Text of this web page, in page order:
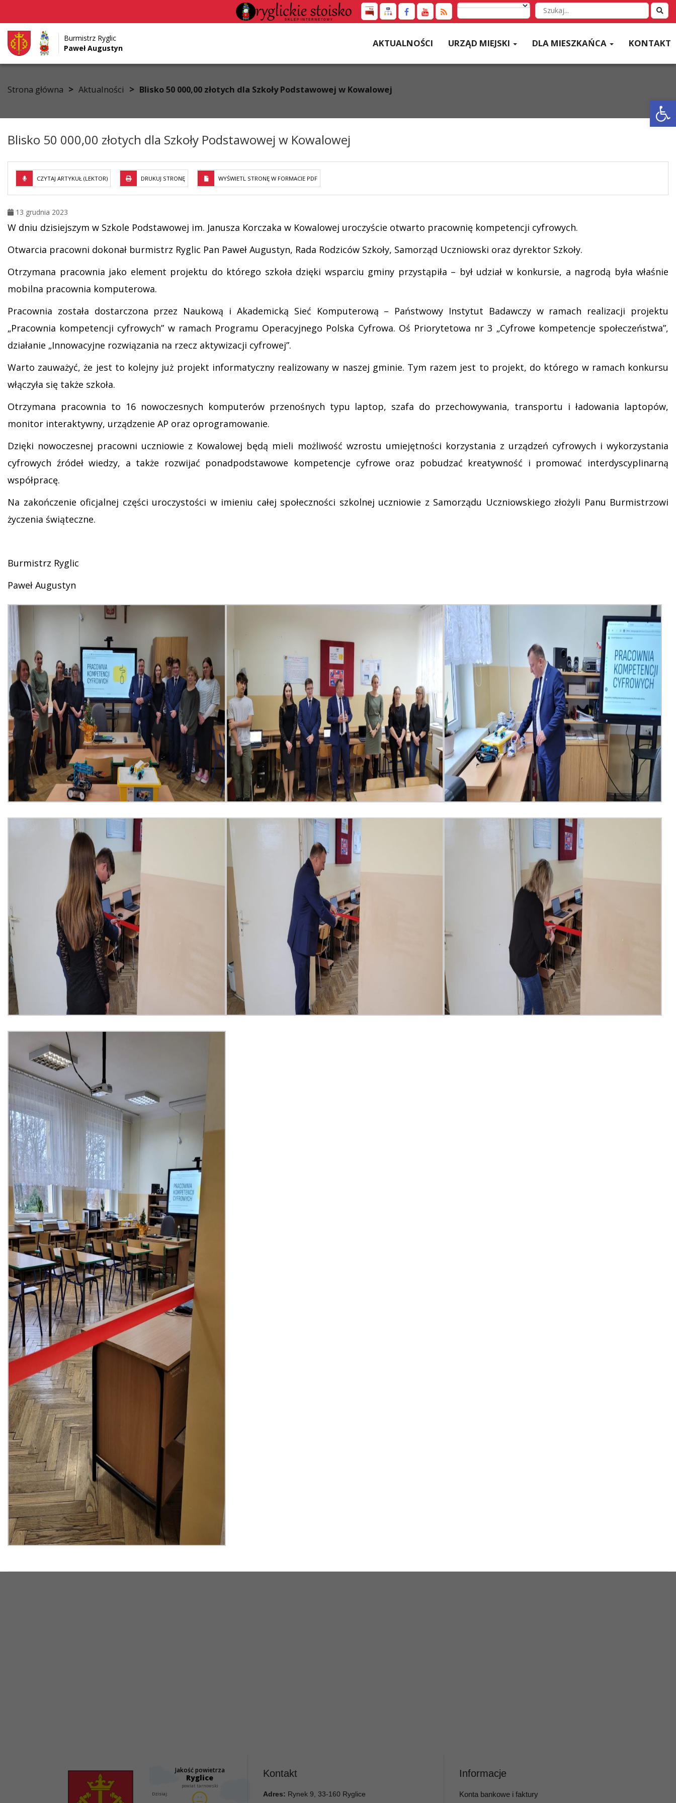
Przejdź do menu
Przejdź do głównej treści strony
Przejdź do stopki strony
Wyszukaj
w
Burmistrz Ryglic
Paweł Augustyn
AKTUALNOŚCI URZĄD MIEJSKI DLA MIESZKAŃCA KONTAKT
Strona główna > Aktualności > Blisko 50 000,00 złotych dla Szkoły Podstawowej w Kowalowej
Blisko 50 000,00 złotych dla Szkoły Podstawowej w Kowalowej
CZYTAJ ARTYKUŁ (LEKTOR) DRUKUJ STRONĘ WYŚWIETL STRONĘ W FORMACIE PDF
13 grudnia 2023
W dniu dzisiejszym w Szkole Podstawowej im. Janusza Korczaka w Kowalowej uroczyście otwarto pracownię kompetencji cyfrowych.
Otwarcia pracowni dokonał burmistrz Ryglic Pan Paweł Augustyn, Rada Rodziców Szkoły, Samorząd Uczniowski oraz dyrektor Szkoły.
Otrzymana pracownia jako element projektu do którego szkoła dzięki wsparciu gminy przystąpiła – był udział w konkursie, a nagrodą była właśnie
mobilna pracownia komputerowa.
Pracownia została dostarczona przez Naukową i Akademicką Sieć Komputerową – Państwowy Instytut Badawczy w ramach realizacji projektu
„Pracownia kompetencji cyfrowych” w ramach Programu Operacyjnego Polska Cyfrowa. Oś Priorytetowa nr 3 „Cyfrowe kompetencje społeczeństwa”,
działanie „Innowacyjne rozwiązania na rzecz aktywizacji cyfrowej”.
Warto zauważyć, że jest to kolejny już projekt informatyczny realizowany w naszej gminie. Tym razem jest to projekt, do którego w ramach konkursu
włączyła się także szkoła.
Otrzymana pracownia to 16 nowoczesnych komputerów przenośnych typu laptop, szafa do przechowywania, transportu i ładowania laptopów,
monitor interaktywny, urządzenie AP oraz oprogramowanie.
Dzięki nowoczesnej pracowni uczniowie z Kowalowej będą mieli możliwość wzrostu umiejętności korzystania z urządzeń cyfrowych i wykorzystania
cyfrowych źródeł wiedzy, a także rozwijać ponadpodstawowe kompetencje cyfrowe oraz pobudzać kreatywność i promować interdyscyplinarną
współpracę.
Na zakończenie oficjalnej części uroczystości w imieniu całej społeczności szkolnej uczniowie z Samorządu Uczniowskiego złożyli Panu Burmistrzowi
życzenia świąteczne.
Burmistrz Ryglic
Paweł Augustyn
Kontakt
Adres: Rynek 9, 33-160 Ryglice
Informacje
Konta bankowe i faktury